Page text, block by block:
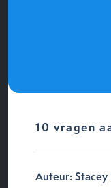
10 vragen
Auteur: Stacey